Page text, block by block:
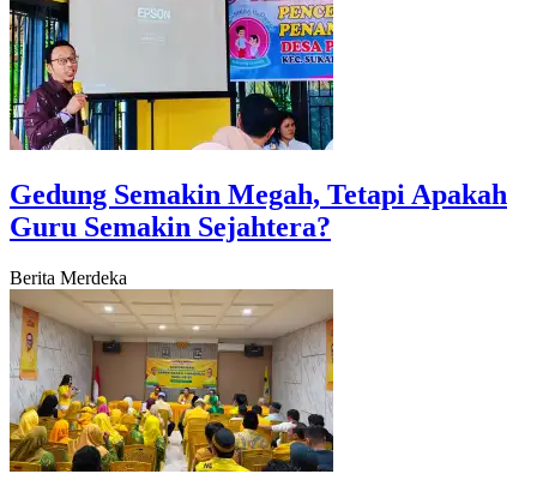
Gedung Semakin Megah, Tetapi Apakah
Guru Semakin Sejahtera?
Berita Merdeka